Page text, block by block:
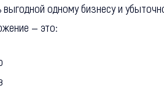
одному бизнесу и
— это: